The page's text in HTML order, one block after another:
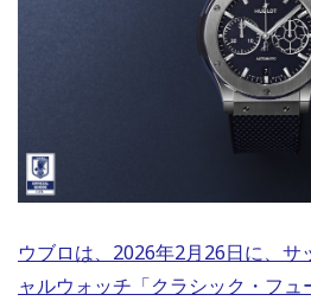
ウブロは、2026年2月26日に、サ
ャルウォッチ「クラシック・フュ